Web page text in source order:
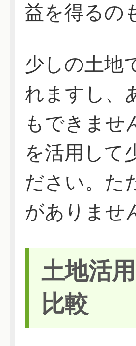
益を得るの
少しの土地
れますし、
もできませ
を活用して
ださい。た
がありませ
土地活
比較